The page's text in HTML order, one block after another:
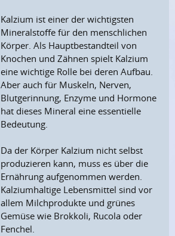
Kalzium ist einer der wichtigsten
Mineralstoffe für den menschlichen
Körper. Als Hauptbestandteil von
Knochen und Zähnen spielt Kalzium
eine wichtige Rolle bei deren Aufbau.
Aber auch für Muskeln, Nerven,
Blutgerinnung, Enzyme und Hormone
hat dieses Mineral eine essentielle
Bedeutung.
Da der Körper Kalzium nicht selbst
produzieren kann, muss es über die
Ernährung aufgenommen werden.
Kalziumhaltige Lebensmittel sind vor
allem Milchprodukte und grünes
Gemüse wie Brokkoli, Rucola oder
Fenchel.